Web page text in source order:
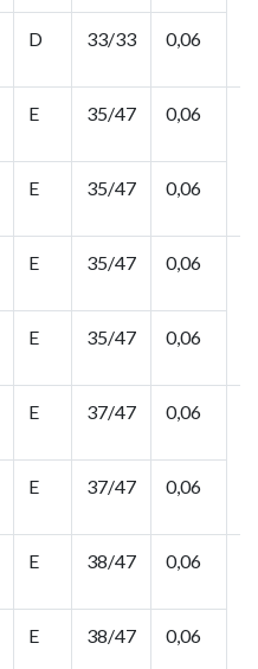
D 33/33 0,06
E 35/47 0,06
E 35/47 0,06
E 35/47 0,06
E 35/47 0,06
E 37/47 0,06
E 37/47 0,06
E 38/47 0,06
E 38/47 0,06